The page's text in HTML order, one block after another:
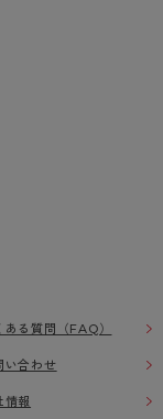
ある質問（FAQ）
い合わせ
情報